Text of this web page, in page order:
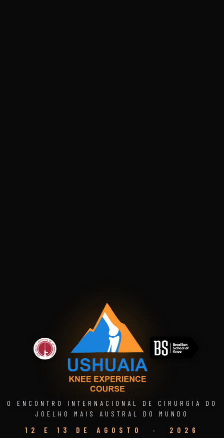
O ENCONTRO INTERNACIONAL DE CIRURGIA DO
JOELHO MAIS AUSTRAL DO MUNDO
12 E 13 DE AGOSTO · 2026